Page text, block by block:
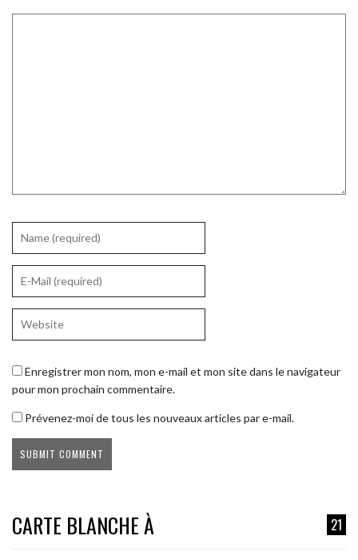
Enregistrer mon nom, mon e-mail et mon site dans le navigateur
pour mon prochain commentaire.
Prévenez-moi de tous les nouveaux articles par e-mail.
CARTE BLANCHE À 21